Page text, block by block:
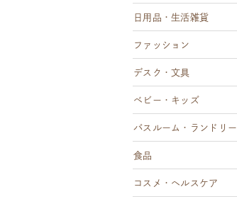
日用品・生活雑貨
ファッション
デスク・文具
ベビー・キッズ
バスルーム・ランドリー
食品
コスメ・ヘルスケア